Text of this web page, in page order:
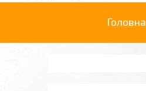
Головна